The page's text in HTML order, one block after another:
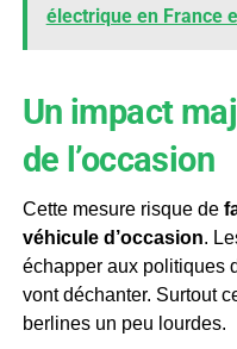
électrique en France
Un impact
de l’occasion
Cette mesure risque de
véhicule d’occasion.
échapper aux politiques
vont déchanter. Surtout
berlines un peu lourdes.